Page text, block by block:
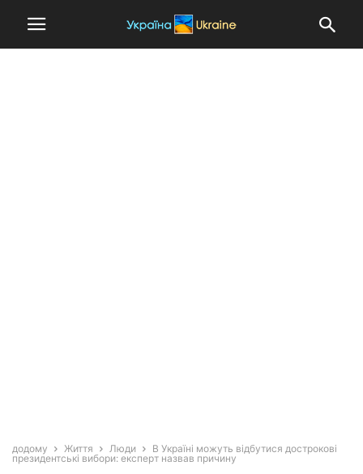
додому Життя Люди
В Україні можуть відбутися дострокові
президентські вибори: експерт назвав причину